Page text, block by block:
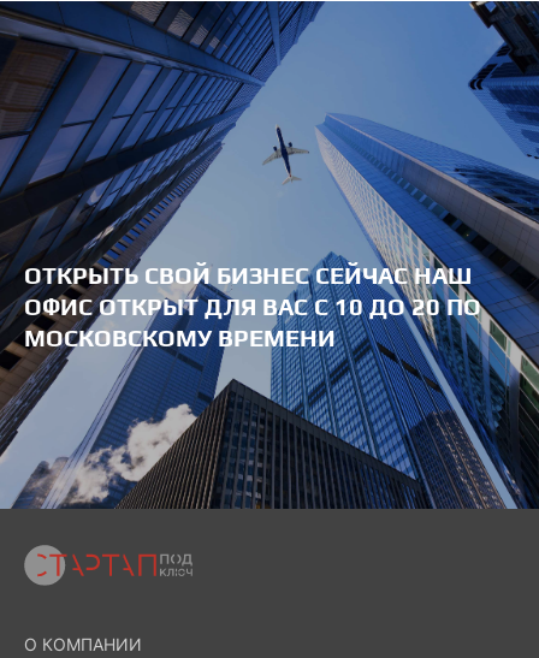
ОТКРЫТЬ СВОЙ БИЗНЕC СЕЙЧАСНАШ
ОФИС ОТКРЫТ ДЛЯ ВАСС 10 ДО 20 ПО
МОСКОВСКОМУ ВРЕМЕНИ
О КОМПАНИИ